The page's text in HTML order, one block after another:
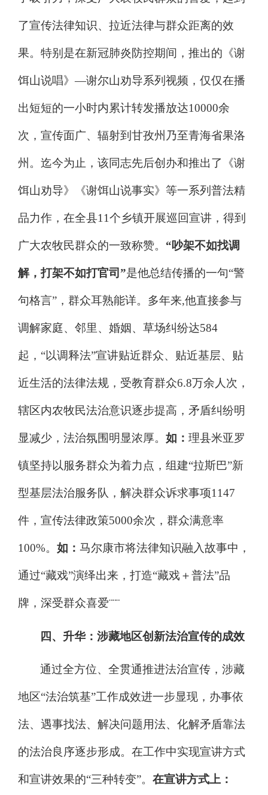
了宣传法律知识、拉近法律与群众距离的效
果。特别是在新冠肺炎防控期间，推出的《谢
饵山说唱》—谢尔山劝导系列视频，仅仅在播
出短短的一小时内累计转发播放达10000余
次，宣传面广、辐射到甘孜州乃至青海省果洛
州。迄今为止，该同志先后创办和推出了《谢
饵山劝导》《谢饵山说事实》等一系列普法精
品力作，在全县11个乡镇开展巡回宣讲，得到
广大农牧民群众的一致称赞。 “吵架不如找调
解，打架不如打官司”是他总结传播的一句“警
句格言” ，群众耳熟能详。多年来,他直接参与
调解家庭、邻里、婚姻、草场纠纷达584
起， “以调释法”宣讲贴近群众、贴近基层、贴
近生活的法律法规，受教育群众6.8万余人次，
辖区内农牧民法治意识逐步提高，矛盾纠纷明
显减少，法治氛围明显浓厚。 如： 理县米亚罗
镇坚持以服务群众为着力点，组建“拉斯巴”新
型基层法治服务队，解决群众诉求事项1147
件，宣传法律政策5000余次，群众满意率
100%。 如： 马尔康市将法律知识融入故事中，
通过“藏戏”演绎出来，打造“藏戏＋普法”品
牌，深受群众喜爱¨¨¨
四、升华：涉藏地区创新法治宣传的成效
通过全方位、全贯通推进法治宣传，涉藏
地区“法治筑基”工作成效进一步显现，办事依
法、遇事找法、解决问题用法、化解矛盾靠法
的法治良序逐步形成。在工作中实现宣讲方式
和宣讲效果的“三种转变”。 在宣讲方式上：